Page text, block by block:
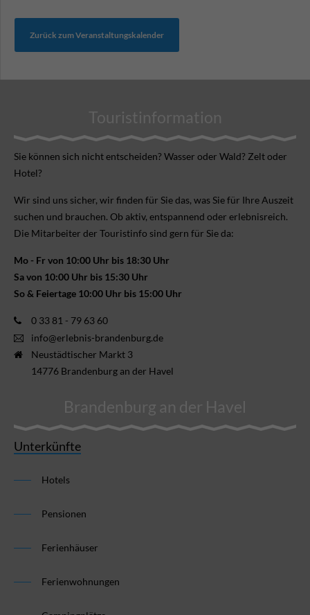
Zurück zum Veranstaltungskalender
Touristinformation
Sie können sich nicht ent­scheiden? Wasser oder Wald? Zelt oder
Hotel?
Wir sind uns sicher, wir finden für Sie das, was Sie für Ihre Aus­zeit
suchen und brauchen. Ob aktiv, ent­spannend oder erlebnis­reich.
Die Mitarbeiter der Touristinfo sind gern für Sie da:
Mo - Fr von 10:00 Uhr bis 18:30 Uhr
Sa von 10:00 Uhr bis 15:30 Uhr
So & Feiertage 10:00 Uhr bis 15:00 Uhr
0 33 81 - 79 63 60
info@erlebnis-brandenburg.de
Neustädtischer Markt 3
14776 Brandenburg an der Havel
Brandenburg an der Havel
Unterkünfte
Hotels
Pensionen
Ferienhäuser
Ferienwohnungen